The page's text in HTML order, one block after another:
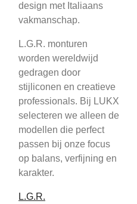
design met Italiaans
vakmanschap.
L.G.R. monturen
worden wereldwijd
gedragen door
stijliconen en creatieve
professionals. Bij LUKX
selecteren we alleen de
modellen die perfect
passen bij onze focus
op balans, verfijning en
karakter.
L.G.R.